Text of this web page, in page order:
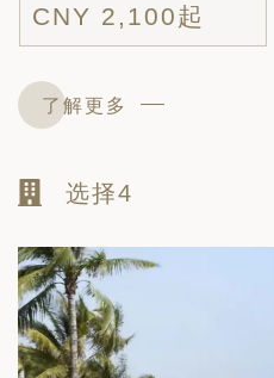
CNY 2,100起
了解更多
选择4